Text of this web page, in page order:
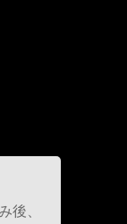
後、